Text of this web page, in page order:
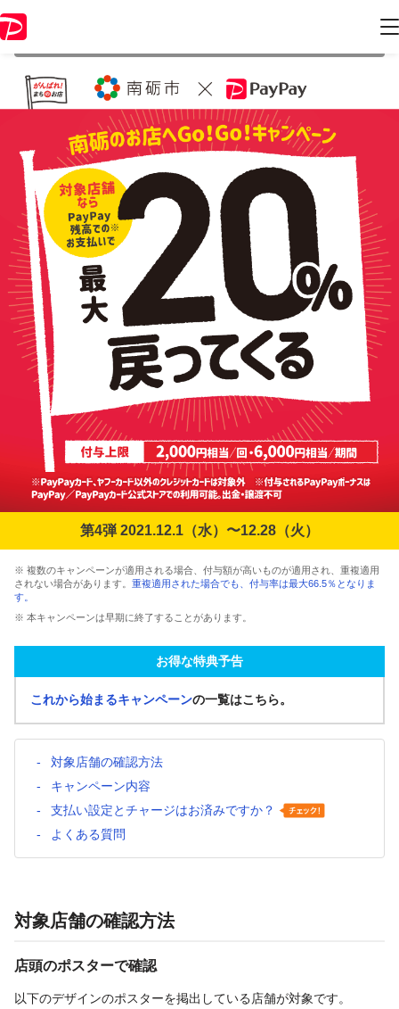
の情報はキャンペーン終了時点のものになります。
第4弾 2021.12.1（水）〜12.28（火）
※ 複数のキャンペーンが適用される場合、付与額が高いものが適用され、重複適用
されない場合があります。 重複適用された場合でも、付与率は最大66.5％となりま
す。
※ 本キャンペーンは早期に終了することがあります。
お得な特典予告
これから始まるキャンペーンの一覧はこちら。
対象店舗の確認方法
キャンペーン内容
支払い設定とチャージはお済みですか？
よくある質問
対象店舗の確認方法
店頭のポスターで確認
以下のデザインのポスターを掲出している店舗が対象です。